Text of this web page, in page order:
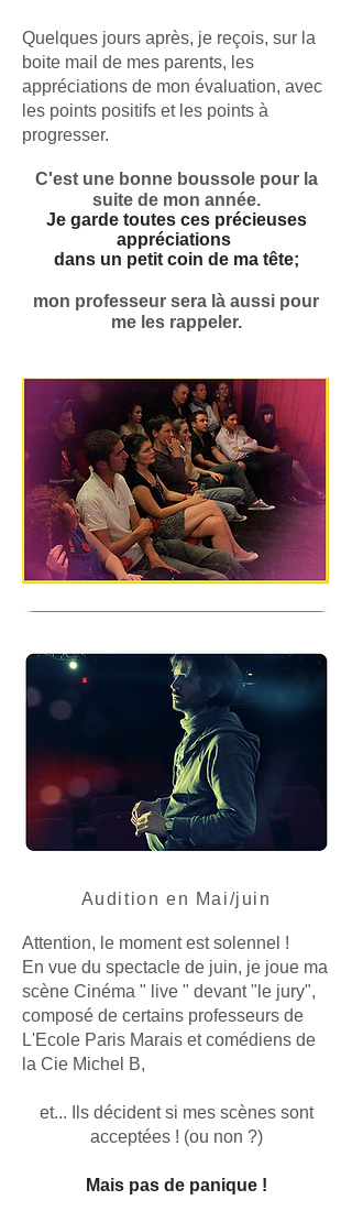
Quelques jours après, je reçois, sur la
boite mail de mes parents, les
appréciations de mon évaluation, avec
les points positifs et les points à
progresser.
C'est une bonne boussole pour la
suite de mon année.
Je garde toutes ces précieuses
appréciations
dans un petit coin de ma tête;
mon professeur sera là aussi pour
me les rappeler.
Audition en Mai/juin
Attention, le moment est solennel !
En vue du spectacle de juin, je joue ma
scène Cinéma " live " devant "le jury",
composé de certains professeurs de
L'Ecole Paris Marais et comédiens de
la Cie Michel B,
et... Ils décident si mes scènes sont
acceptées ! (ou non ?)
Mais pas de panique !